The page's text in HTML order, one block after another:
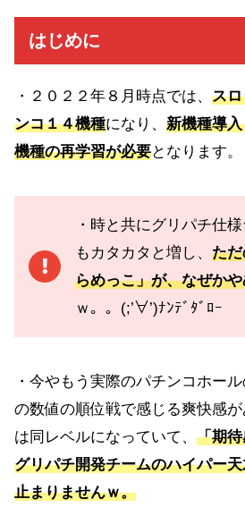
はじめに
・２０２２年８月時点では、 ス
ンコ１４機種になり、 新機種導
機種の再学習が必要となります。
・時と共にグリパチ仕
もカタカタと増し、 た
らめっこ」が、なぜか
ｗ。。(;’∀’)ﾅﾝﾃﾞﾀﾞﾛｰ
・今やもう実際のパチンコホー
の数値の順位戦で感じる爽快感
は同レベルになっていて、 「期
グリパチ開発チームのハイパー
止まりませんｗ。